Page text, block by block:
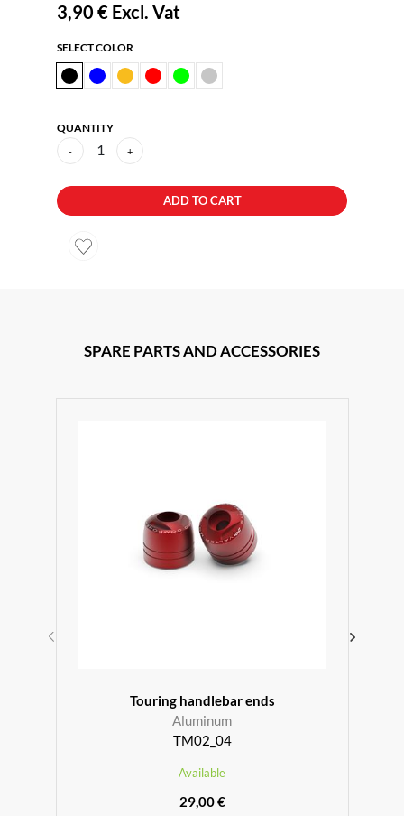
3,90 € Excl. Vat
SELECT COLOR
QUANTITY
- 1 +
ADD TO CART
SPARE PARTS AND ACCESSORIES
Touring handlebar ends
Aluminum
TM02_04
Available
29,00 €